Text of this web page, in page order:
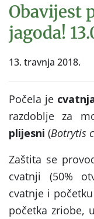
Obavijest
jagoda!
13. travnja 2018.
Počela je
razdoblje za
plijesni (Botrytis
Zaštita se
cvatnji (50%
cvatnje i
početka zriobe,